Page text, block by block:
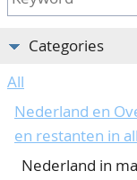
CALENDAR
Our Team
80 Years NPV
CONTACT
ACCOUNT
Categories
All
Nederland en
en restanten in
Nederland in